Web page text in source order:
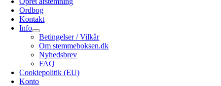
Ordbog
Kontakt
Info
Betingelser / Vilkår
Om stemmeboksen.dk
Nyhedsbrev
FAQ
Cookiepolitik (EU)
Konto